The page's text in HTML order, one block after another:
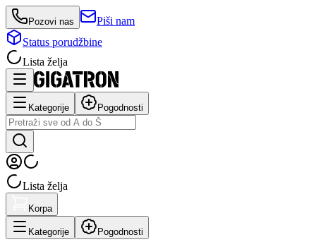
Pozovi nas
Piši nam
Status porudžbine
Lista želja
Kategorije Pogodnosti
Lista želja
Korpa
Kategorije Pogodnosti